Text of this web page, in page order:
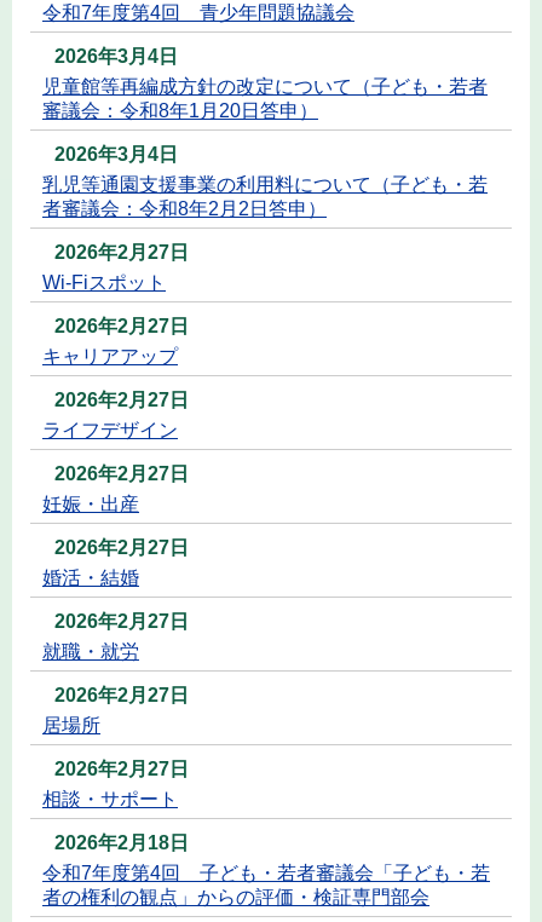
令和7年度第4回 青少年問題協議会
2026年3月4日
児童館等再編成方針の改定について（子ども・若者
審議会：令和8年1月20日答申）
2026年3月4日
乳児等通園支援事業の利用料について（子ども・若
者審議会：令和8年2月2日答申）
2026年2月27日
Wi-Fiスポット
2026年2月27日
キャリアアップ
2026年2月27日
ライフデザイン
2026年2月27日
妊娠・出産
2026年2月27日
婚活・結婚
2026年2月27日
就職・就労
2026年2月27日
居場所
2026年2月27日
相談・サポート
2026年2月18日
令和7年度第4回 子ども・若者審議会「子ども・若
者の権利の観点」からの評価・検証専門部会